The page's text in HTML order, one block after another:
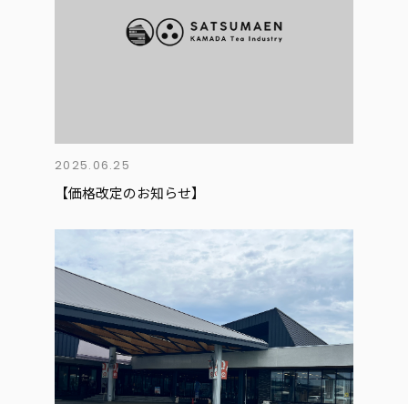
2025.06.25
【価格改定のお知らせ】